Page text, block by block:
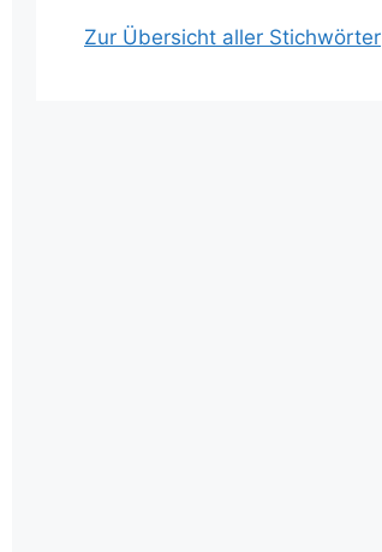
Zur Übersicht aller Stichwörter